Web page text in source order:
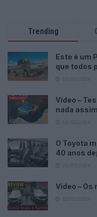
Trending
Este é um
que todos
Vídeo –
nada
O Toyota
40 anos
Vídeo – Os